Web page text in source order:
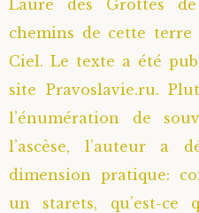
Saint Sophrony
Sainte Xenia
Sainte Matrone de
Staritsa Marie
Natalia de Vyritsa
Staritsa Anastasia
Archimandrite
Geronda Arsenios le
Gerondissa Makrina
Archimandrite
Laure des Grottes
chemins de cette
Ciel. Le texte a été
site Pravoslavie.ru.
l’énumération de
l’ascèse, l’auteur a
dimension pratique:
un starets, qu’est-